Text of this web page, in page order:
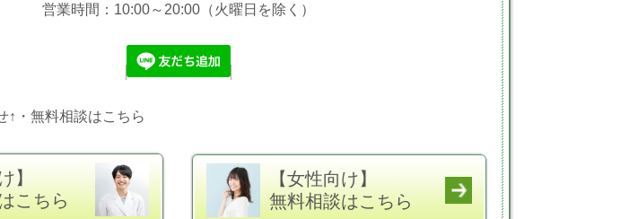
営業時間：10:00～20:00（火曜日を除く）
↑・無料相談はこちら
】
こちら
【女性向け】
無料相談はこちら